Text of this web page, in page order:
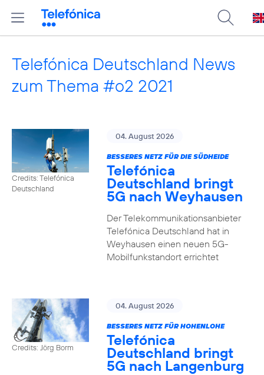
Telefónica Deutschland News
zum Thema #o2 2021
Credits: Telefónica
Deutschland
04. August 2026
BESSERES NETZ FÜR DIE SÜDHEIDE
Telefónica
Deutschland bringt
5G nach Weyhausen
Der Telekommunikationsanbieter
Telefónica Deutschland hat in
Weyhausen einen neuen 5G-
Mobilfunkstandort errichtet
Credits: Jörg Borm
04. August 2026
BESSERES NETZ FÜR HOHENLOHE
Telefónica
Deutschland bringt
5G nach Langenburg